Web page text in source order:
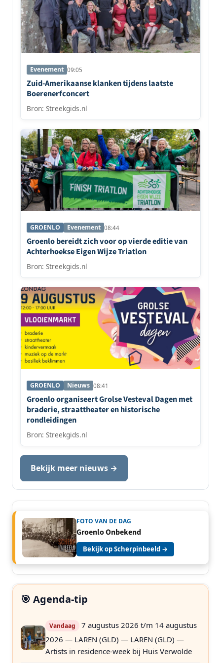
Evenement 09:05
Zuid-Amerikaanse klanken tijdens laatste
Boerenerfconcert
Bron: Streekgids.nl
GROENLO Evenement 08:44
Groenlo bereidt zich voor op vierde editie van
Achterhoekse Eigen Wijze Triatlon
Bron: Streekgids.nl
GROENLO Nieuws 08:41
Groenlo organiseert Grolse Vesteval Dagen met
braderie, straattheater en historische
rondleidingen
Bron: Streekgids.nl
Bekijk meer nieuws →
FOTO VAN DE DAG
Groenlo Onbekend
Bekijk op Scherpinbeeld →
🎯 Agenda-tip
Vandaag
7 augustus 2026 t/m 14 augustus
2026 — LAREN (GLD) — LAREN (GLD) —
Artists in residence-week bij Huis Verwolde